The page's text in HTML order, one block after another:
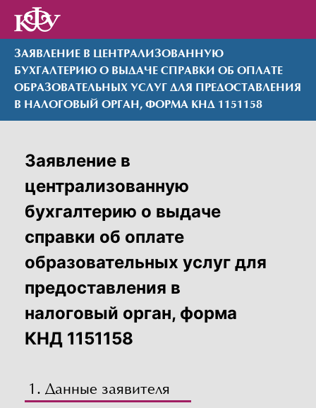
ЗАЯВЛЕНИЕ В ЦЕНТРАЛИЗОВАННУЮ
БУХГАЛТЕРИЮ О ВЫДАЧЕ СПРАВКИ ОБ ОПЛАТЕ
ОБРАЗОВАТЕЛЬНЫХ УСЛУГ ДЛЯ ПРЕДОСТАВЛЕНИЯ
В НАЛОГОВЫЙ ОРГАН, ФОРМА КНД 1151158
Заявление в
централизованную
бухгалтерию о выдаче
справки об оплате
образовательных услуг для
предоставления в
налоговый орган, форма
КНД 1151158
1. Данные заявителя